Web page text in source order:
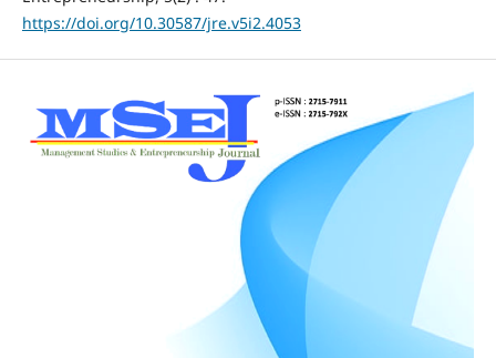
https://doi.org/10.30587/jre.v5i2.4053